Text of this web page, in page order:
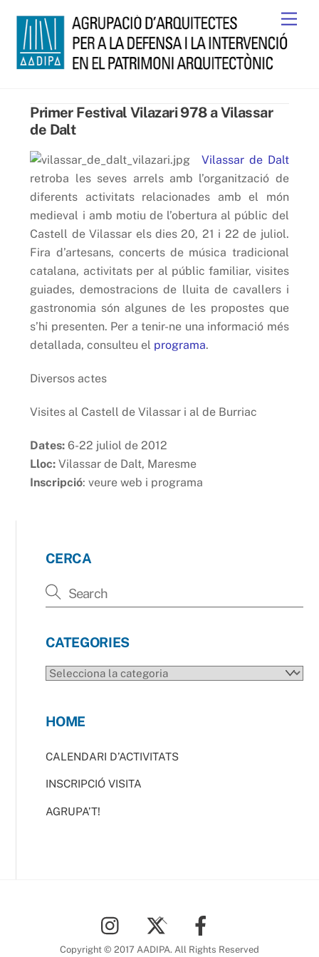
content
Primer Festival Vilazari 978 a Vilassar
de Dalt
Vilassar de Dalt
retroba les seves arrels amb l’organització de
diferents activitats relacionades amb el món
medieval i amb motiu de l’obertura al públic del
Castell de Vilassar els dies 20, 21 i 22 de juliol.
Fira d’artesans, concerts de música tradicional
catalana, activitats per al públic familiar, visites
guiades, demostracions de lluita de cavallers i
gastronomia són algunes de les propostes que
s’hi presenten. Per a tenir-ne una informació més
detallada, consulteu el programa.
Diversos actes
Visites al Castell de Vilassar i al de Burriac
Dates:6-22 juliol de 2012
Lloc: Vilassar de Dalt, Maresme
Inscripció: veure web i programa
CERCA
CATEGORIES
CATEGORIES
HOME
CALENDARI D’ACTIVITATS
INSCRIPCIÓ VISITA
AGRUPA’T!
To
Top
Copyright © 2017 AADIPA. All Rights Reserved